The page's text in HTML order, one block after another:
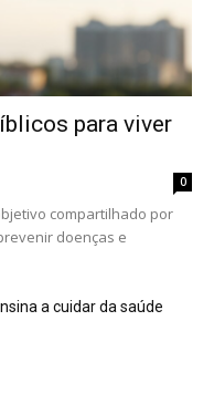
para viver
0
compartilhado por
doenças e
a cuidar da saúde